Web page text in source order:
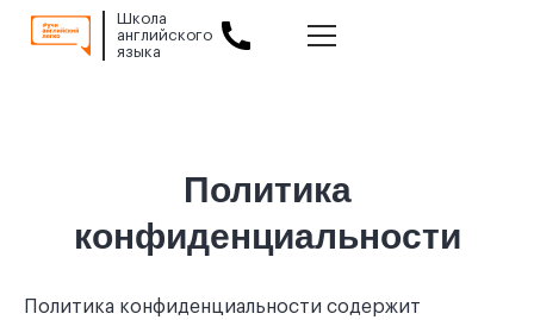
Slide 2 of 2.
Школа
английского
языка
Политика
конфиденциальности
Политика конфиденциальности содержит